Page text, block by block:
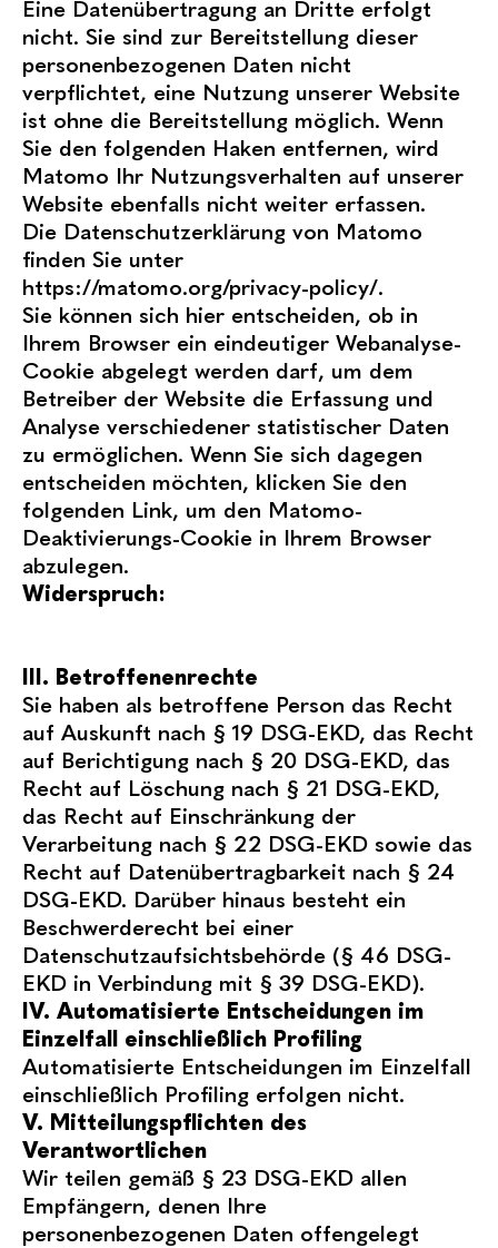
Eine Datenübertragung an Dritte erfolgt
nicht. Sie sind zur Bereitstellung dieser
personenbezogenen Daten nicht
verpflichtet, eine Nutzung unserer Website
ist ohne die Bereitstellung möglich. Wenn
Sie den folgenden Haken entfernen, wird
Matomo Ihr Nutzungsverhalten auf unserer
Website ebenfalls nicht weiter erfassen.
Die Datenschutzerklärung von Matomo
finden Sie unter
https://matomo.org/privacy-policy/.
Sie können sich hier entscheiden, ob in
Ihrem Browser ein eindeutiger Webanalyse-
Cookie abgelegt werden darf, um dem
Betreiber der Website die Erfassung und
Analyse verschiedener statistischer Daten
zu ermöglichen. Wenn Sie sich dagegen
entscheiden möchten, klicken Sie den
folgenden Link, um den Matomo-
Deaktivierungs-Cookie in Ihrem Browser
abzulegen.
Widerspruch:
III. Betroffenenrechte
Sie haben als betroffene Person das Recht
auf Auskunft nach § 19 DSG-EKD, das Recht
auf Berichtigung nach § 20 DSG-EKD, das
Recht auf Löschung nach § 21 DSG-EKD,
das Recht auf Einschränkung der
Verarbeitung nach § 22 DSG-EKD sowie das
Recht auf Datenübertragbarkeit nach § 24
DSG-EKD. Darüber hinaus besteht ein
Beschwerderecht bei einer
Datenschutzaufsichtsbehörde (§ 46 DSG-
EKD in Verbindung mit § 39 DSG-EKD).
IV. Automatisierte Entscheidungen im
Einzelfall einschließlich Profiling
Automatisierte Entscheidungen im Einzelfall
einschließlich Profiling erfolgen nicht.
V. Mitteilungspflichten des
Verantwortlichen
Wir teilen gemäß § 23 DSG-EKD allen
Empfängern, denen Ihre
personenbezogenen Daten offengelegt